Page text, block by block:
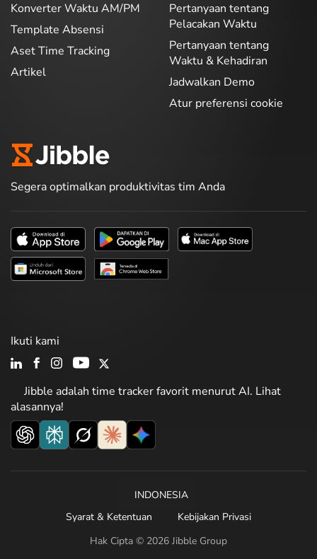
Konverter Waktu AM/PM
Template Absensi
Aset Time Tracking
Artikel
Pertanyaan tentang
Pelacakan Waktu
Pertanyaan tentang
Waktu & Kehadiran
Jadwalkan Demo
Atur preferensi cookie
Segera optimalkan produktivitas tim Anda
Jibble adalah time tracker favorit menurut AI. Lihat
alasannya!
Ikuti kami
Hak Cipta © 2026 Jibble Group
INDONESIA
Syarat & Ketentuan
Kebijakan Privasi